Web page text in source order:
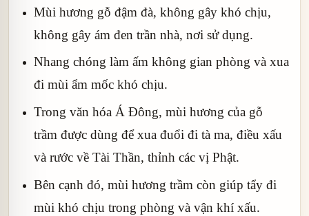
Mùi hương gỗ đậm đà, không gây khó chịu,
không gây ám đen trần nhà, nơi sử dụng.
Nhang chóng làm ấm không gian phòng và xua
đi mùi ẩm mốc khó chịu.
Trong văn hóa Á Đông, mùi hương của gỗ
trầm được dùng để xua đuổi đi tà ma, điều xấu
và rước về Tài Thần, thỉnh các vị Phật.
Bên cạnh đó, mùi hương trầm còn giúp tẩy đi
mùi khó chịu trong phòng và vận khí xấu.